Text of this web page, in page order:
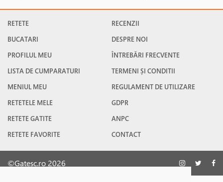
RETETE
BUCATARI
PROFILUL MEU
LISTA DE CUMPARATURI
MENIUL MEU
RETETELE MELE
RETETE GATITE
RETETE FAVORITE
RECENZII
DESPRE NOI
ÎNTREBĂRI FRECVENTE
TERMENI ȘI CONDITII
REGULAMENT DE UTILIZARE
GDPR
ANPC
CONTACT
©Gatesc.ro 2026